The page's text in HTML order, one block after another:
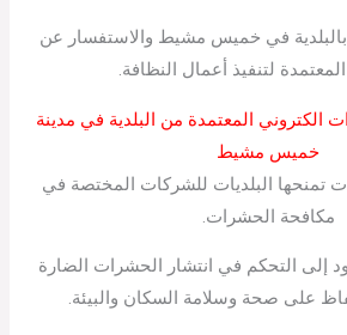
في خميس مشيط والاستفسار عن
لتنفيذ أعمال النظافة.
الكتروني المعتمدة من البلدية في مدينة
خميس مشيط
تمنحها البلديات للشركات المختصة في
مكافحة الحشرات.
إلى التحكم في انتشار الحشرات الضارة
على صحة وسلامة السكان والبيئة.